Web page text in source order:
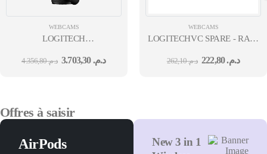
WEBCAMS
LOGITECH
CONNECT (SILVER) EMEA
د.م.4.356,80 د.م.3.703,30
WEBCAMS
LOGITECHVC SPARE -
د.م.262,10 د.م.222,80
Offres à saisir
AirPods
New 3 in 1